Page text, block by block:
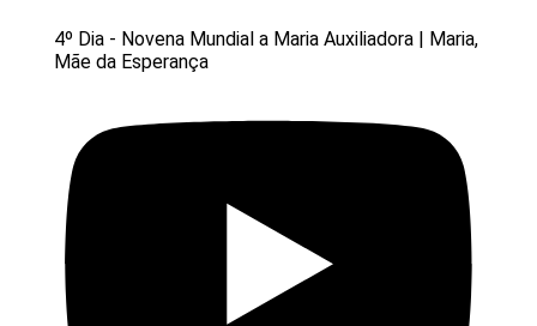
4º Dia - Novena Mundial a Maria Auxiliadora | Maria,
Mãe da Esperança